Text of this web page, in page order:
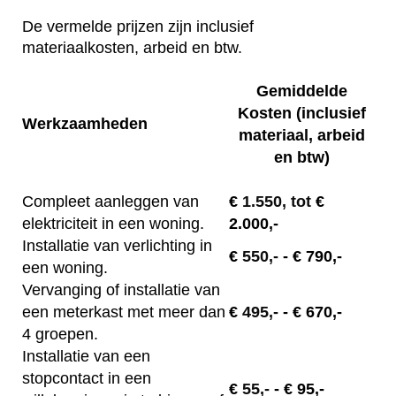
De vermelde prijzen zijn inclusief
materiaalkosten, arbeid en btw.
Werkzaamheden
Gemiddelde
Kosten (inclusief
materiaal, arbeid
en btw)
Compleet aanleggen van
elektriciteit in een woning.
€ 1.550, tot €
2.000,-
Installatie van verlichting in
een woning.
€ 550,- - € 790,-
Vervanging of installatie van
een meterkast met meer dan
4 groepen.
€ 495,- - € 670,-
Installatie van een
stopcontact in een
€ 55,- - € 95,-